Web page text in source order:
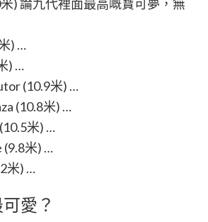
) 論九代裡面最高嘅寶可夢，無
) …
) …
(10.9米) …
(10.8米) …
米) …
(9.8米) …
米) …
愛？